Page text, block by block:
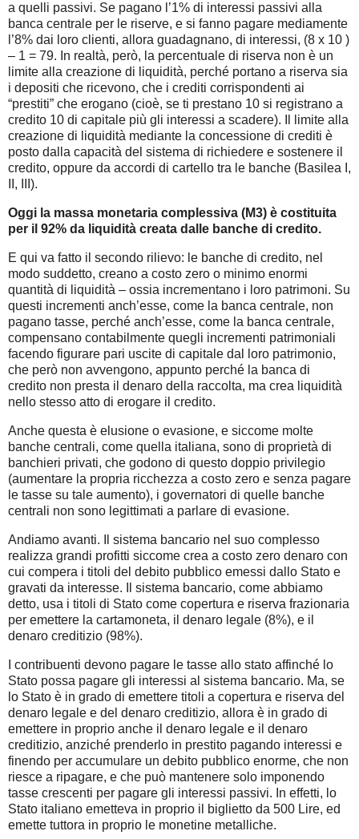
a quelli passivi. Se pagano l’1% di interessi passivi alla
banca centrale per le riserve, e si fanno pagare mediamente
l’8% dai loro clienti, allora guadagnano, di interessi, (8 x 10 )
– 1 = 79. In realtà, però, la percentuale di riserva non è un
limite alla creazione di liquidità, perché portano a riserva sia
i depositi che ricevono, che i crediti corrispondenti ai
“prestiti” che erogano (cioè, se ti prestano 10 si registrano a
credito 10 di capitale più gli interessi a scadere). Il limite alla
creazione di liquidità mediante la concessione di crediti è
posto dalla capacità del sistema di richiedere e sostenere il
credito, oppure da accordi di cartello tra le banche (Basilea I,
II, III).
Oggi la massa monetaria complessiva (M3) è costituita
per il 92% da liquidità creata dalle banche di credito.
E qui va fatto il secondo rilievo: le banche di credito, nel
modo suddetto, creano a costo zero o minimo enormi
quantità di liquidità – ossia incrementano i loro patrimoni. Su
questi incrementi anch’esse, come la banca centrale, non
pagano tasse, perché anch’esse, come la banca centrale,
compensano contabilmente quegli incrementi patrimoniali
facendo figurare pari uscite di capitale dal loro patrimonio,
che però non avvengono, appunto perché la banca di
credito non presta il denaro della raccolta, ma crea liquidità
nello stesso atto di erogare il credito.
Anche questa è elusione o evasione, e siccome molte
banche centrali, come quella italiana, sono di proprietà di
banchieri privati, che godono di questo doppio privilegio
(aumentare la propria ricchezza a costo zero e senza pagare
le tasse su tale aumento), i governatori di quelle banche
centrali non sono legittimati a parlare di evasione.
Andiamo avanti. Il sistema bancario nel suo complesso
realizza grandi profitti siccome crea a costo zero denaro con
cui compera i titoli del debito pubblico emessi dallo Stato e
gravati da interesse. Il sistema bancario, come abbiamo
detto, usa i titoli di Stato come copertura e riserva frazionaria
per emettere la cartamoneta, il denaro legale (8%), e il
denaro creditizio (98%).
I contribuenti devono pagare le tasse allo stato affinché lo
Stato possa pagare gli interessi al sistema bancario. Ma, se
lo Stato è in grado di emettere titoli a copertura e riserva del
denaro legale e del denaro creditizio, allora è in grado di
emettere in proprio anche il denaro legale e il denaro
creditizio, anziché prenderlo in prestito pagando interessi e
finendo per accumulare un debito pubblico enorme, che non
riesce a ripagare, e che può mantenere solo imponendo
tasse crescenti per pagare gli interessi passivi. In effetti, lo
Stato italiano emetteva in proprio il biglietto da 500 Lire, ed
emette tuttora in proprio le monetine metalliche.